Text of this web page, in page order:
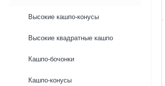
Высокие кашпо-конусы
Высокие квадратные кашпо
Кашпо-бочонки
Кашпо-конусы